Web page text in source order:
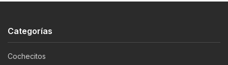
Categorías
Cochecitos